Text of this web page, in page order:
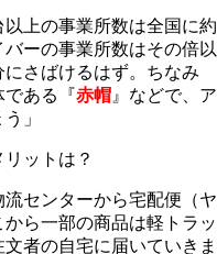
以上の事業所数は全国に約
ーの事業所数はその倍以
にさばけるはず。ちなみ
である『赤帽 』などで、ア
」
ットは？
流センターから宅配便（ヤ
ら一部の商品は軽トラッ
者の自宅に届いていきま